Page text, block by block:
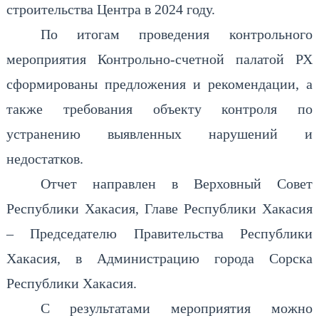
строительства Центра в 2024 году.
По итогам проведения контрольного
мероприятия Контрольно-счетной палатой РХ
сформированы предложения и рекомендации, а
также требования объекту контроля по
устранению выявленных нарушений и
недостатков.
Отчет направлен в Верховный Совет
Республики Хакасия, Главе Республики Хакасия
– Председателю Правительства Республики
Хакасия, в Администрацию города Сорска
Республики Хакасия.
С результатами мероприятия можно